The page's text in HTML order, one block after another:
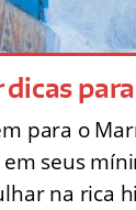
dicas
para o
seus
na rica